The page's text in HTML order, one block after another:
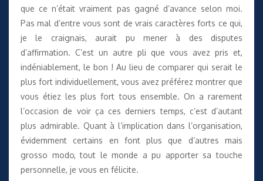
que ce n’était vraiment pas gagné d’avance selon moi.
Pas mal d’entre vous sont de vrais caractères forts ce qui,
je le craignais, aurait pu mener à des disputes
d’affirmation. C’est un autre pli que vous avez pris et,
indéniablement, le bon ! Au lieu de comparer qui serait le
plus fort individuellement, vous avez préférez montrer que
vous étiez les plus fort tous ensemble. On a rarement
l’occasion de voir ça ces derniers temps, c’est d’autant
plus admirable. Quant à l’implication dans l’organisation,
évidemment certains en font plus que d’autres mais
grosso modo, tout le monde a pu apporter sa touche
personnelle, je vous en félicite.